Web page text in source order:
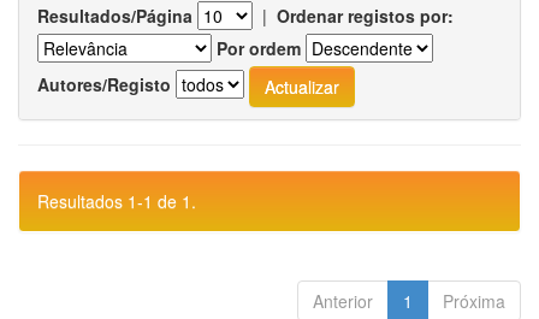
Resultados/Página | Ordenar registos por:
Por ordem
Autores/Registo
Resultados 1-1 de 1.
Anterior 1 Próxima